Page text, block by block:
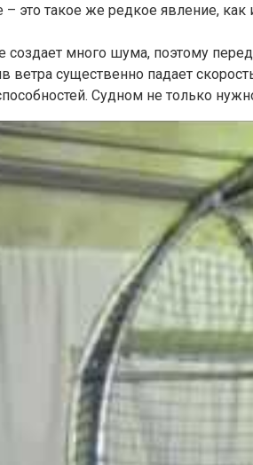
– это такое же редкое явление,
много шума, поэтому
ветра существенно падает
Судном не только